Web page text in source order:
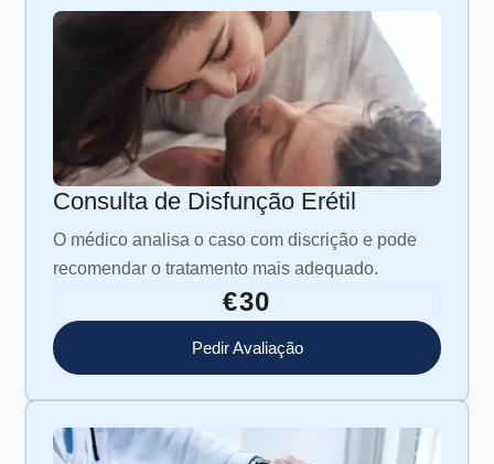
Consulta de Disfunção Erétil
O médico analisa o caso com discrição e pode
recomendar o tratamento mais adequado.
€30
Pedir Avaliação